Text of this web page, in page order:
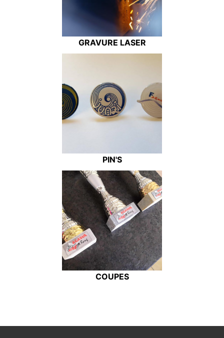
GRAVURE LASER
PIN'S
COUPES